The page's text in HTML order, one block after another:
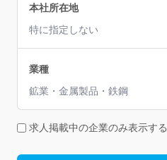
本社所在地
特に指定しない
業種
鉱業・金属製品・鉄鋼
求人掲載中の企業のみ表示する